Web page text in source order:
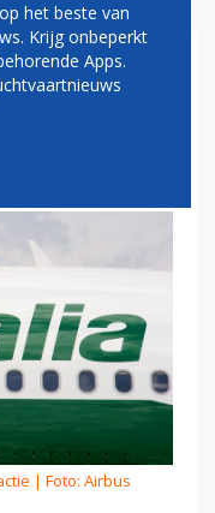
ZOEKT
| Foto: Airbus
het beste van
Krijg onbeperkt
Apps.